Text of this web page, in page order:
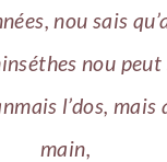
nou sais
nou
l’dos, mais
main,